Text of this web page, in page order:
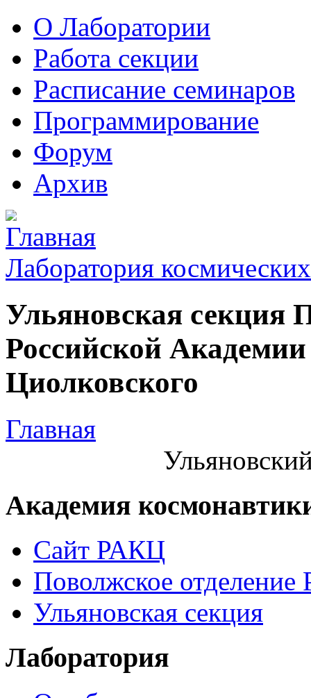
О Лаборатории
Работа секции
Расписание семинаров
Программирование
Форум
Архив
Лаборатория
Ульяновская секция
Российской
Циолковского
Главная
Академия
Сайт РАКЦ
Поволжское
Ульяновская секция
Лаборатория